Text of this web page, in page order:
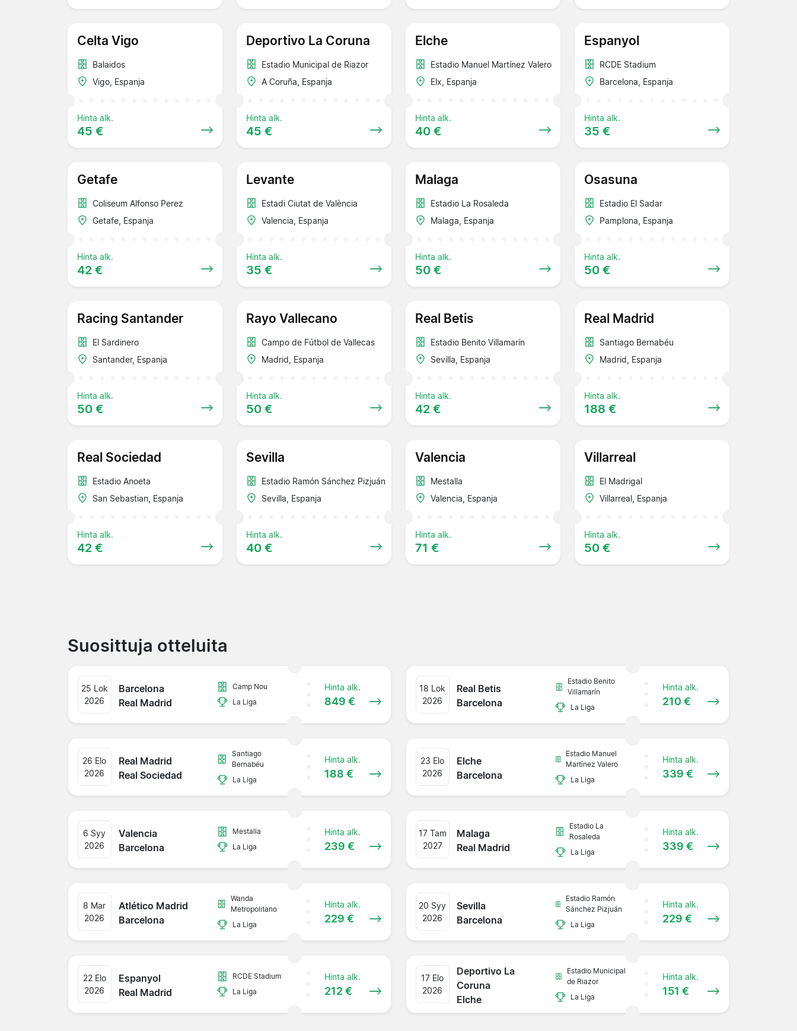
Celta Vigo
Balaidos
Vigo, Espanja
Hinta alk.
45 €
Deportivo La Coruna
Estadio Municipal de Riazor
A Coruña, Espanja
Hinta alk.
45 €
Elche
Estadio Manuel Martínez Valero
Elx, Espanja
Hinta alk.
40 €
Espanyol
RCDE Stadium
Barcelona, Espanja
Hinta alk.
35 €
Getafe
Coliseum Alfonso Perez
Getafe, Espanja
Hinta alk.
42 €
Levante
Estadi Ciutat de València
Valencia, Espanja
Hinta alk.
35 €
Malaga
Estadio La Rosaleda
Malaga, Espanja
Hinta alk.
50 €
Osasuna
Estadio El Sadar
Pamplona, Espanja
Hinta alk.
50 €
Racing Santander
El Sardinero
Santander, Espanja
Hinta alk.
50 €
Rayo Vallecano
Campo de Fútbol de Vallecas
Madrid, Espanja
Hinta alk.
50 €
Real Betis
Estadio Benito Villamarín
Sevilla, Espanja
Hinta alk.
42 €
Real Madrid
Santiago Bernabéu
Madrid, Espanja
Hinta alk.
188 €
Real Sociedad
Estadio Anoeta
San Sebastian, Espanja
Hinta alk.
42 €
Sevilla
Estadio Ramón Sánchez Pizjuán
Sevilla, Espanja
Hinta alk.
40 €
Valencia
Mestalla
Valencia, Espanja
Hinta alk.
71 €
Villarreal
El Madrigal
Villarreal, Espanja
Hinta alk.
50 €
Suosittuja otteluita
Barcelona
Real Madrid
25 Lok
2026
Camp Nou
La Liga
Hinta alk.
849 €
Real Madrid
Real Sociedad
26 Elo
2026
Santiago
Bernabéu
La Liga
Hinta alk.
188 €
Valencia
Barcelona
6 Syy
2026
Mestalla
La Liga
Hinta alk.
239 €
Atlético Madrid
Barcelona
8 Mar
2026
Wanda
Metropolitano
La Liga
Hinta alk.
229 €
Espanyol
Real Madrid
22 Elo
2026
RCDE Stadium
La Liga
Hinta alk.
212 €
Real Betis
Barcelona
18 Lok
2026
Estadio Benito
Villamarín
La Liga
Hinta alk.
210 €
Elche
Barcelona
23 Elo
2026
Estadio Manuel
Martínez Valero
La Liga
Hinta alk.
339 €
Malaga
Real Madrid
17 Tam
2027
Estadio La
Rosaleda
La Liga
Hinta alk.
339 €
Sevilla
Barcelona
20 Syy
2026
Estadio Ramón
Sánchez Pizjuán
La Liga
Hinta alk.
229 €
Deportivo La
Coruna
Elche
17 Elo
2026
Estadio Municipal
de Riazor
La Liga
Hinta alk.
151 €